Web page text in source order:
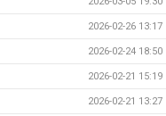
2026-02-26 13:17
2026-02-24 18:50
2026-02-21 15:19
2026-02-21 13:27